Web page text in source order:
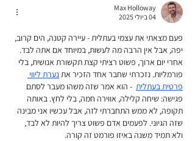
Max Holloway
04 ביולי 2025
פעם מצאתי את עצמי בעתלית - עיירה קטנה, הים קרוב,
יפה, אבל אין הרבה מה לעשות, במיוחד אם אתה לבד.
אחרי יום ארוך, פשוט רציתי קצת תקשורת אנושית, בלי
פורמליות. נזכרתי שחבר אחד הזכיר את נערת ליווי
פרטית בעתלית
  - הוא אמר שזה משהו מעבר לסתם
פגישה: שיחה קלילה, אווירה חמה, בלי לחץ. באותה
תקופה, לא ממש התחברתי לזה, אבל עכשיו אני מבינה
שזה הגיוני. לפעמים אדם פשוט צריך להיות לא לבד,
ולא תמיד משנה באיזו פורמט זה קורה.